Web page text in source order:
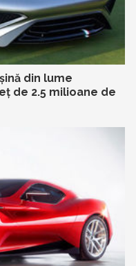
din lume
de 2.5 milioane de